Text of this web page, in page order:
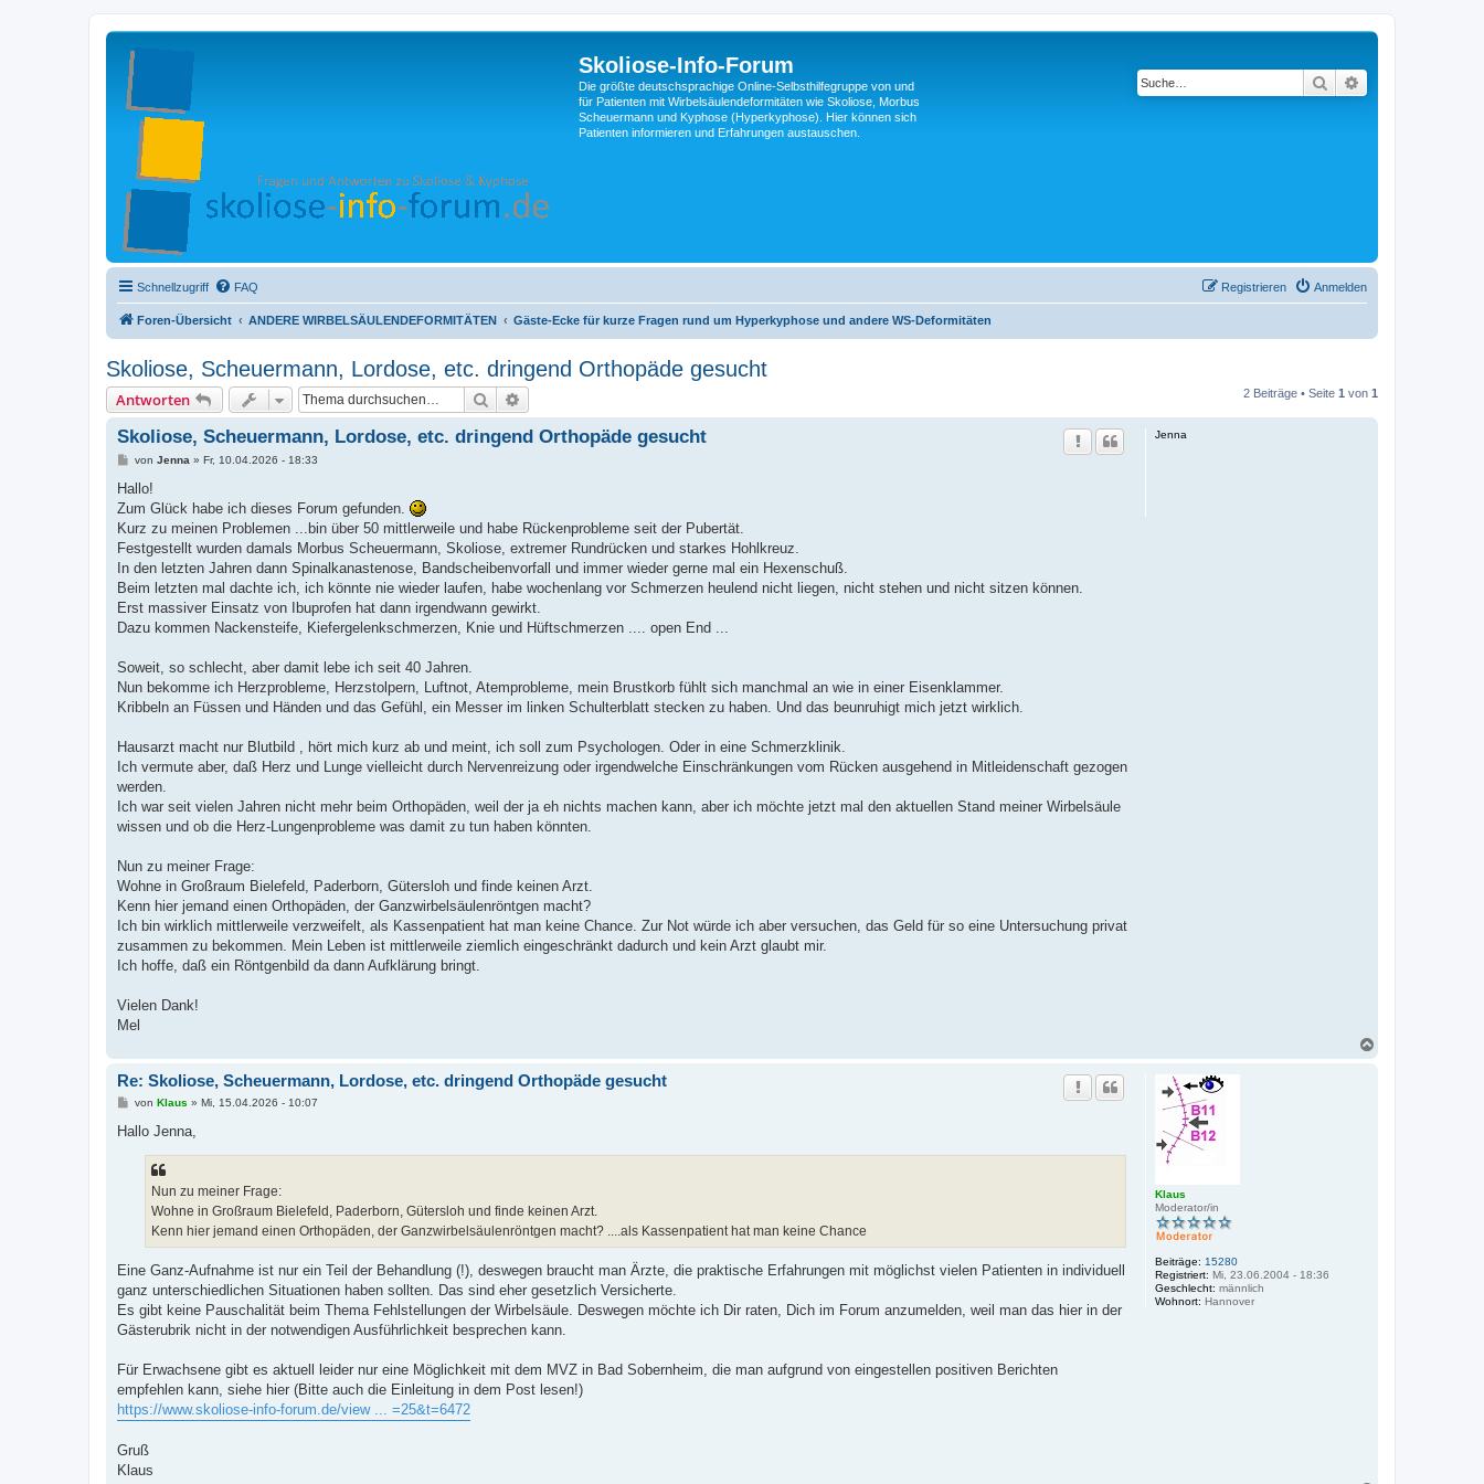
Skoliose-Info-Forum
Die größte deutschsprachige Online-Selbsthilfegruppe von und
für Patienten mit Wirbelsäulendeformitäten wie Skoliose, Morbus
Scheuermann und Kyphose (Hyperkyphose). Hier können sich
Patienten informieren und Erfahrungen austauschen.
Suche
Schnellzugriff FAQ Anmelden
Registrieren
Foren-Übersicht ANDERE WIRBELSÄULENDEFORMITÄTEN Gäste-Ecke für kurze Fragen rund um Hyperkyphose und andere WS-Deformitäten
Skoliose, Scheuermann, Lordose, etc. dringend Orthopäde gesucht
Antworten Suche 2 Beiträge • Seite 1 von 1
Jenna
Skoliose, Scheuermann, Lordose, etc. dringend Orthopäde gesucht
B
i
r
a
von Jenna » Fr, 10.04.2026 - 18:33
Hallo!
Zum Glück habe ich dieses Forum gefunden.
Kurz zu meinen Problemen ...bin über 50 mittlerweile und habe Rückenprobleme seit der Pubertät.
Festgestellt wurden damals Morbus Scheuermann, Skoliose, extremer Rundrücken und starkes Hohlkreuz.
In den letzten Jahren dann Spinalkanastenose, Bandscheibenvorfall und immer wieder gerne mal ein Hexenschuß.
Beim letzten mal dachte ich, ich könnte nie wieder laufen, habe wochenlang vor Schmerzen heulend nicht liegen, nicht stehen und nicht sitzen können.
Erst massiver Einsatz von Ibuprofen hat dann irgendwann gewirkt.
Dazu kommen Nackensteife, Kiefergelenkschmerzen, Knie und Hüftschmerzen .... open End ...
Soweit, so schlecht, aber damit lebe ich seit 40 Jahren.
Nun bekomme ich Herzprobleme, Herzstolpern, Luftnot, Atemprobleme, mein Brustkorb fühlt sich manchmal an wie in einer Eisenklammer.
Kribbeln an Füssen und Händen und das Gefühl, ein Messer im linken Schulterblatt stecken zu haben. Und das beunruhigt mich jetzt wirklich.
Hausarzt macht nur Blutbild , hört mich kurz ab und meint, ich soll zum Psychologen. Oder in eine Schmerzklinik.
Ich vermute aber, daß Herz und Lunge vielleicht durch Nervenreizung oder irgendwelche Einschränkungen vom Rücken ausgehend in Mitleidenschaft gezogen
werden.
Ich war seit vielen Jahren nicht mehr beim Orthopäden, weil der ja eh nichts machen kann, aber ich möchte jetzt mal den aktuellen Stand meiner Wirbelsäule
wissen und ob die Herz-Lungenprobleme was damit zu tun haben könnten.
Nun zu meiner Frage:
Wohne in Großraum Bielefeld, Paderborn, Gütersloh und finde keinen Arzt.
Kenn hier jemand einen Orthopäden, der Ganzwirbelsäulenröntgen macht?
Ich bin wirklich mittlerweile verzweifelt, als Kassenpatient hat man keine Chance. Zur Not würde ich aber versuchen, das Geld für so eine Untersuchung privat
zusammen zu bekommen. Mein Leben ist mittlerweile ziemlich eingeschränkt dadurch und kein Arzt glaubt mir.
Ich hoffe, daß ein Röntgenbild da dann Aufklärung bringt.
Vielen Dank!
Mel
Klaus
Moderator/in
Beiträge: 15280
Registriert: Mi, 23.06.2004 - 18:36
Geschlecht: männlich
Wohnort: Hannover
Re: Skoliose, Scheuermann, Lordose, etc. dringend Orthopäde gesucht
B
i
von Klaus » Mi, 15.04.2026 - 10:07
Hallo Jenna,
Nun zu meiner Frage:
Wohne in Großraum Bielefeld, Paderborn, Gütersloh und finde keinen Arzt.
Kenn hier jemand einen Orthopäden, der Ganzwirbelsäulenröntgen macht? ....als Kassenpatient hat man keine Chance
Eine Ganz-Aufnahme ist nur ein Teil der Behandlung (!), deswegen braucht man Ärzte, die praktische Erfahrungen mit möglichst vielen Patienten in individuell
ganz unterschiedlichen Situationen haben sollten. Das sind eher gesetzlich Versicherte.
Es gibt keine Pauschalität beim Thema Fehlstellungen der Wirbelsäule. Deswegen möchte ich Dir raten, Dich im Forum anzumelden, weil man das hier in der
Gästerubrik nicht in der notwendigen Ausführlichkeit besprechen kann.
Für Erwachsene gibt es aktuell leider nur eine Möglichkeit mit dem MVZ in Bad Sobernheim, die man aufgrund von eingestellen positiven Berichten
empfehlen kann, siehe hier (Bitte auch die Einleitung in dem Post lesen!)
https://www.skoliose-info-forum.de/view ... =25&t=6472
Gruß
Klaus